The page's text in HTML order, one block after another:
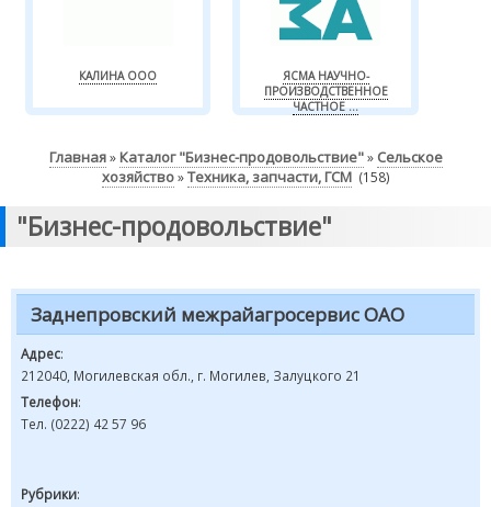
КАЛИНА ООО
ЯСМА НАУЧНО-
ПРОИЗВОДСТВЕННОЕ
ЧАСТНОЕ ...
Главная» Каталог "Бизнес-продовольствие"» Сельское
хозяйство»Техника, запчасти, ГСМ(158)
"Бизнес-продовольствие"
Заднепровский межрайагросервис ОАО
Адрес:
212040, Могилевская обл., г. Могилев, Залуцкого 21
Телефон:
Тел. (0222) 42 57 96
Рубрики: